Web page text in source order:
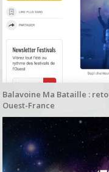
Balavoine Ma Bataille :
Ouest-France